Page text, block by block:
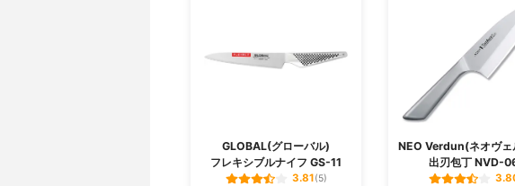
GLOBAL(グローバル)
フレキシブルナイフ GS-11
3.81(5)
NEO Verdun(ネオヴェ
出刃包丁 NVD-